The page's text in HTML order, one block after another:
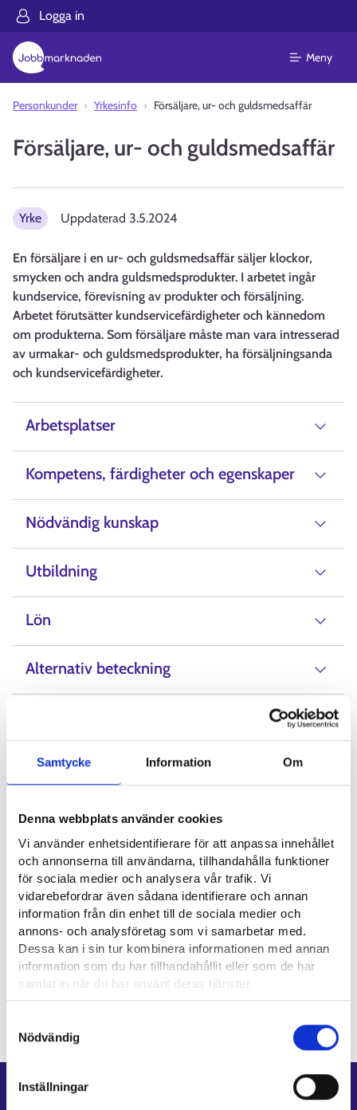
Samtycke Information Om
Denna webbplats använder cookies
Vi använder enhetsidentifierare för att anpassa innehållet
och annonserna till användarna, tillhandahålla funktioner
för sociala medier och analysera vår trafik. Vi
vidarebefordrar även sådana identifierare och annan
information från din enhet till de sociala medier och
annons- och analysföretag som vi samarbetar med.
Dessa kan i sin tur kombinera informationen med annan
information som du har tillhandahållit eller som de har
samlat in när du har använt deras tjänster.
Cookies
Nödvändig
Inställningar
Logga in
Meny
Personkunder Yrkesinfo Försäljare, ur- och guldsmedsaffär
Försäljare, ur- och guldsmedsaffär
Yrke Uppdaterad 3.5.2024
En försäljare i en ur- och guldsmedsaffär säljer klockor,
smycken och andra guldsmedsprodukter. I arbetet ingår
kundservice, förevisning av produkter och försäljning.
Arbetet förutsätter kundservicefärdigheter och kännedom
om produkterna. Som försäljare måste man vara intresserad
av urmakar- och guldsmedsprodukter, ha försäljningsanda
och kundservicefärdigheter.
Arbetsplatser
Kompetens, färdigheter och egenskaper
Nödvändig kunskap
Utbildning
Lön
Alternativ beteckning
Nyttiga länkar
Suomen Kultaseppien Liitto⁠
Kaupan liitto⁠
Suomen Kelloseppäliitto ry⁠
Myynnin ja markkinoinnin ammattilaiset MMA ⁠
Yrkesområde
Försäljning, marknadsföring och kommunikation
Genvägar